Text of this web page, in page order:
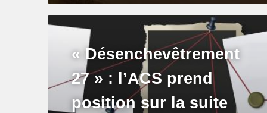
« Désenchevêtrement
27 » : l’ACS prend
position sur la suite